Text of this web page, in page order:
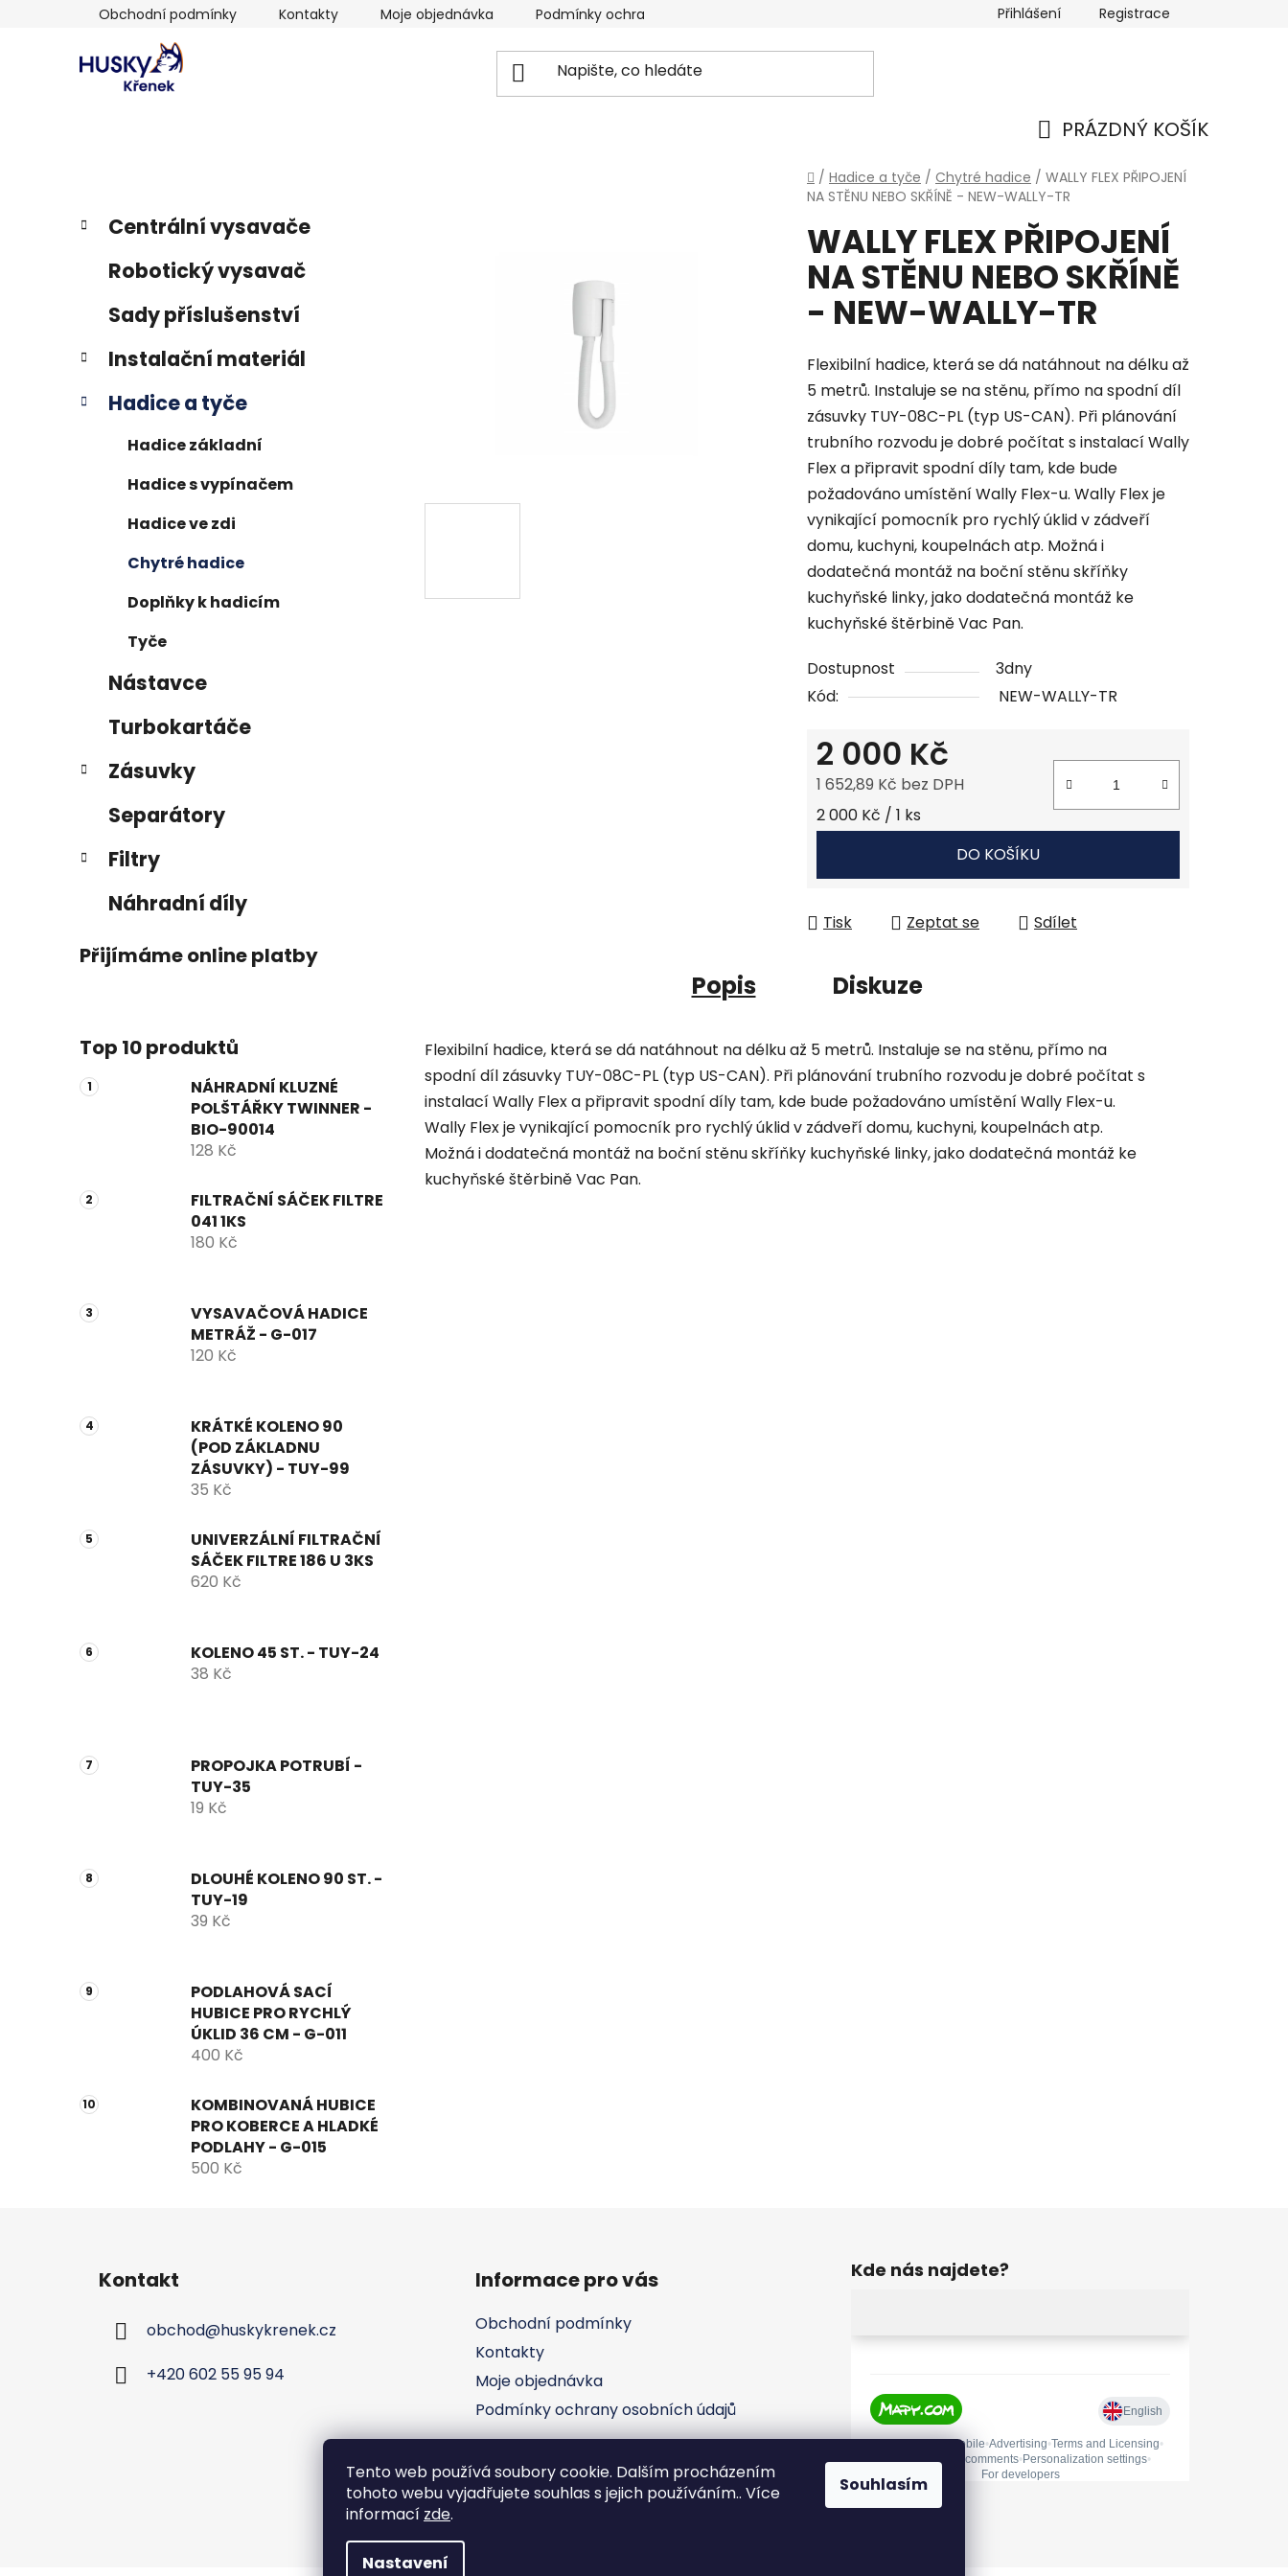
Tento web používá soubory cookie. Dalším procházením
tohoto webu vyjadřujete souhlas s jejich používáním.. Více
informací zde.
Nastavení
Souhlasím
Obchodní podmínky Kontakty Moje objednávka Podmínky ochrany osobních údajů Přihlášení Registrace
KOŠÍK
PRÁZDNÝ KOŠÍK
Domů
/ Hadice a tyče / Chytré hadice / WALLY FLEX PŘIPOJENÍ
NA STĚNU NEBO SKŘÍNĚ - NEW-WALLY-TR
P
n
n
í
Přeskočit
kategorie
K
a
i
Centrální vysavače
Robotický vysavač
Sady příslušenství
Instalační materiál
Hadice a tyče
Hadice základní
Hadice s vypínačem
Hadice ve zdi
Chytré hadice
Doplňky k hadicím
Tyče
Nástavce
Turbokartáče
Zásuvky
Separátory
Filtry
Náhradní díly
Přijímáme online platby
Top 10 produktů
NÁHRADNÍ KLUZNÉ
POLŠTÁŘKY TWINNER -
BIO-90014
128 Kč
FILTRAČNÍ SÁČEK FILTRE
041 1KS
180 Kč
VYSAVAČOVÁ HADICE
METRÁŽ - G-017
120 Kč
KRÁTKÉ KOLENO 90
(POD ZÁKLADNU
ZÁSUVKY) - TUY-99
35 Kč
UNIVERZÁLNÍ FILTRAČNÍ
SÁČEK FILTRE 186 U 3KS
620 Kč
KOLENO 45 ST. - TUY-24
38 Kč
PROPOJKA POTRUBÍ -
TUY-35
19 Kč
DLOUHÉ KOLENO 90 ST. -
TUY-19
39 Kč
PODLAHOVÁ SACÍ
HUBICE PRO RYCHLÝ
ÚKLID 36 CM - G-011
400 Kč
KOMBINOVANÁ HUBICE
PRO KOBERCE A HLADKÉ
PODLAHY - G-015
500 Kč
WALLY FLEX PŘIPOJENÍ
NA STĚNU NEBO SKŘÍNĚ
- NEW-WALLY-TR
Flexibilní hadice, která se dá natáhnout na délku až
5 metrů. Instaluje se na stěnu, přímo na spodní díl
zásuvky TUY-08C-PL (typ US-CAN). Při plánování
trubního rozvodu je dobré počítat s instalací Wally
Flex a připravit spodní díly tam, kde bude
požadováno umístění Wally Flex-u. Wally Flex je
vynikající pomocník pro rychlý úklid v zádveří
domu, kuchyni, koupelnách atp. Možná i
dodatečná montáž na boční stěnu skříňky
kuchyňské linky, jako dodatečná montáž ke
kuchyňské štěrbině Vac Pan.
Dostupnost
3dny
Kód:
NEW-WALLY-TR
2 000 Kč
1 652,89 Kč bez DPH
Měrná cena:
2 000 Kč / 1 ks
DO KOŠÍKU
Tisk Zeptat se Sdílet
Popis Diskuze
Flexibilní hadice, která se dá natáhnout na délku až 5 metrů. Instaluje se na stěnu, přímo na
spodní díl zásuvky TUY-08C-PL (typ US-CAN). Při plánování trubního rozvodu je dobré počítat s
instalací Wally Flex a připravit spodní díly tam, kde bude požadováno umístění Wally Flex-u.
Wally Flex je vynikající pomocník pro rychlý úklid v zádveří domu, kuchyni, koupelnách atp.
Možná i dodatečná montáž na boční stěnu skříňky kuchyňské linky, jako dodatečná montáž ke
kuchyňské štěrbině Vac Pan.
Kontakt
obchod@huskykrenek.cz
+420 602 55 95 94
Informace pro vás
Obchodní podmínky
Kontakty
Moje objednávka
Podmínky ochrany osobních údajů
Kde nás najdete?